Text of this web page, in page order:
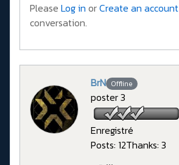
Please Log in orCreate an account
conversation.
BrN Offline
poster 3
Enregistré
Posts: 12Thanks: 3